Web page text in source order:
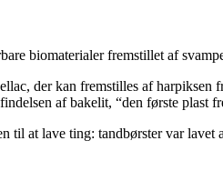
biomaterialer fremstillet af
der kan fremstilles af
af bakelit, “den første plast
at lave ting: tandbørster var